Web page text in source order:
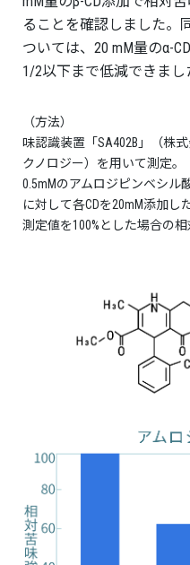
ることを確認しました。
ついては、20 mM量のα-
1/2以下まで低減できまし
（方法）
味認識装置「SA402B」（株
クノロジー）を用いて測定。
0.5mMのアムロジピンベシル
に対して各CDを20mM添加し
測定値を100%とした場合の相